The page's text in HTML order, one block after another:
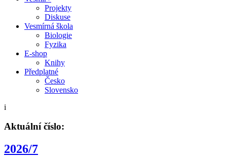
Projekty
Diskuse
Vesmírná škola
Biologie
Fyzika
E-shop
Knihy
Předplatné
Česko
Slovensko
i
Aktuální číslo:
2026/7